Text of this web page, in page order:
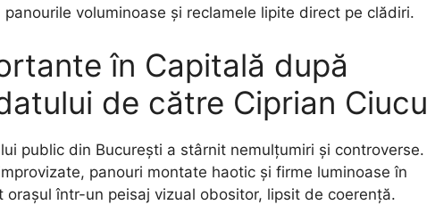
voluminoase și reclamele lipite direct pe clădiri.
în Capitală după
de către Ciprian Ciucu
public din București a stârnit nemulțumiri și controverse.
panouri montate haotic și firme luminoase în
într-un peisaj vizual obositor, lipsit de coerență.